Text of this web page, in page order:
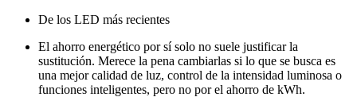
De los LED más recientes
El ahorro energético por sí solo no suele justificar la
sustitución. Merece la pena cambiarlas si lo que se busca es
una mejor calidad de luz, control de la intensidad luminosa o
funciones inteligentes, pero no por el ahorro de kWh.
Contact us